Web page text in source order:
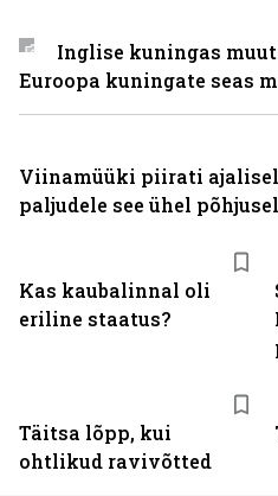
Kas kaubalinnal oli
eriline staatus?
Täitsa lõpp, kui
ohtlikud ravivõtted
Inglise kuningas
Euroopa kuningate seas
Viinamüüki piirati
paljudele see ühel